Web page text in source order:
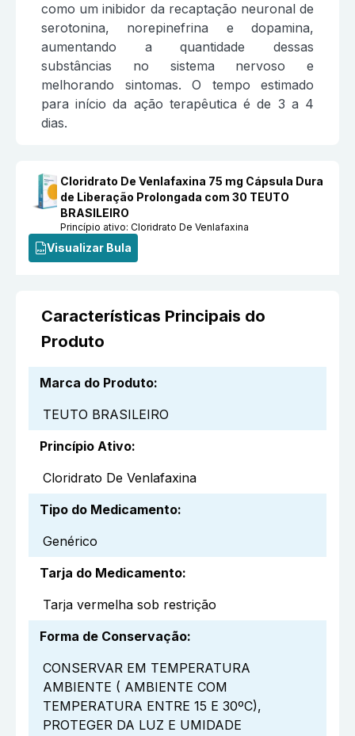
como um inibidor da recaptação neuronal de
serotonina, norepinefrina e dopamina,
aumentando a quantidade dessas
substâncias no sistema nervoso e
melhorando sintomas. O tempo estimado
para início da ação terapêutica é de 3 a 4
dias.
Cloridrato De Venlafaxina 75 mg Cápsula Dura
de Liberação Prolongada com 30 TEUTO
BRASILEIRO
Princípio ativo:Cloridrato De Venlafaxina
Visualizar Bula
Características Principais do
Produto
Marca do Produto:
TEUTO BRASILEIRO
Princípio Ativo:
Cloridrato De Venlafaxina
Tipo do Medicamento:
Genérico
Tarja do Medicamento:
Tarja vermelha sob restrição
Forma de Conservação:
CONSERVAR EM TEMPERATURA
AMBIENTE ( AMBIENTE COM
TEMPERATURA ENTRE 15 E 30ºC),
PROTEGER DA LUZ E UMIDADE